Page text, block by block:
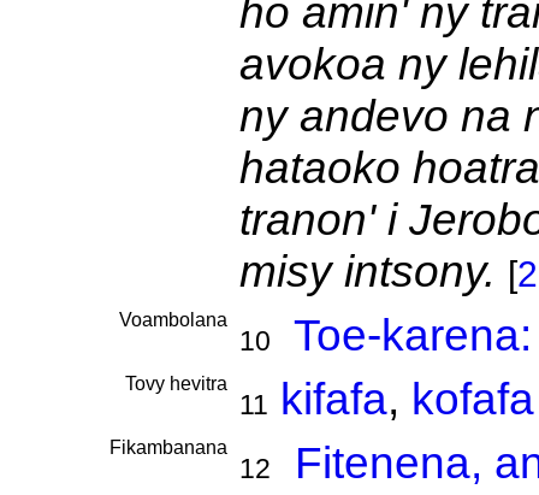
ho amin' ny
avokoa ny
ny andevo na
hataoko
tranon' i
misy intsony. [
Voambolana
10 Toe-
Tovy hevitra
11 kifafa, kofafa
Fikambanana
12
Fitenena,